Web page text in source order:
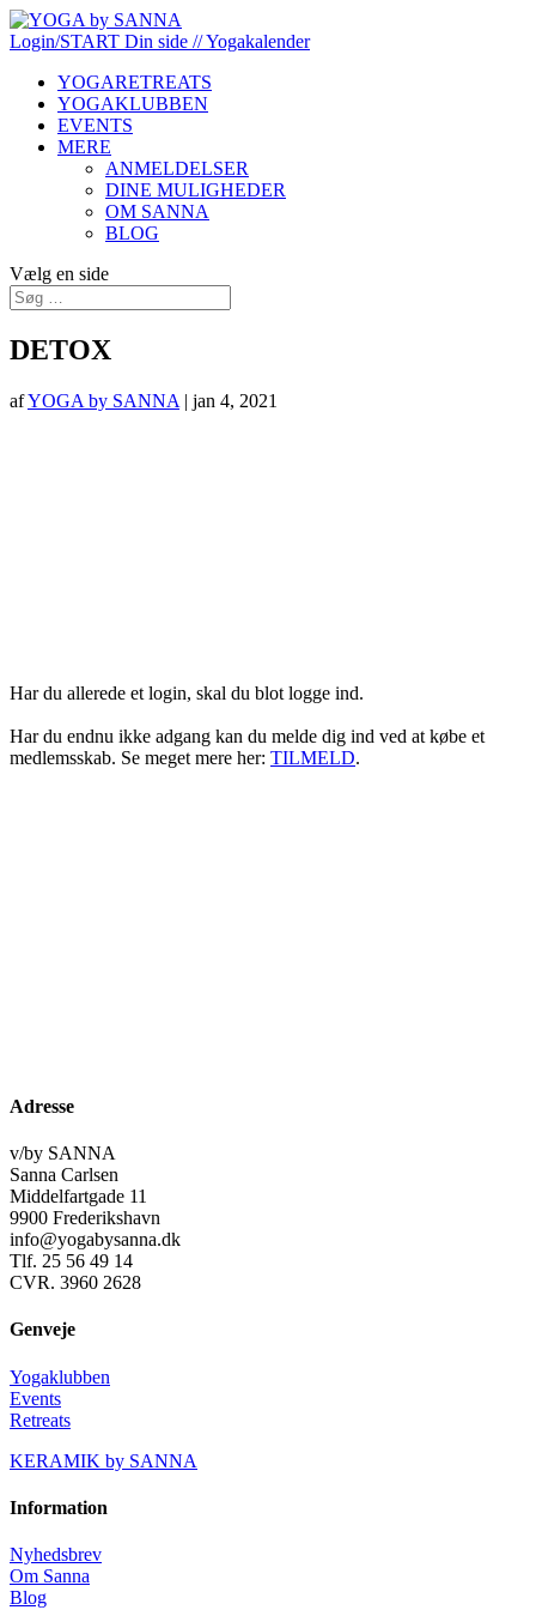
Login/START Din side // Yogakalender
YOGARETREATS
YOGAKLUBBEN
EVENTS
MERE
ANMELDELSER
DINE MULIGHEDER
OM SANNA
BLOG
Vælg en side
DETOX
afYOGA by SANNA | jan 4, 2021
Har du allerede et login, skal du blot logge ind.
Har du endnu ikke adgang kan du melde dig ind ved at købe et
medlemsskab. Se meget mere her: TILMELD.
Adresse
v/by SANNA
Sanna Carlsen
Middelfartgade 11
9900 Frederikshavn
info@yogabysanna.dk
Tlf. 25 56 49 14
CVR. 3960 2628
Genveje
Yogaklubben
Events
Retreats
KERAMIK by SANNA
Information
Nyhedsbrev
Om Sanna
Blog